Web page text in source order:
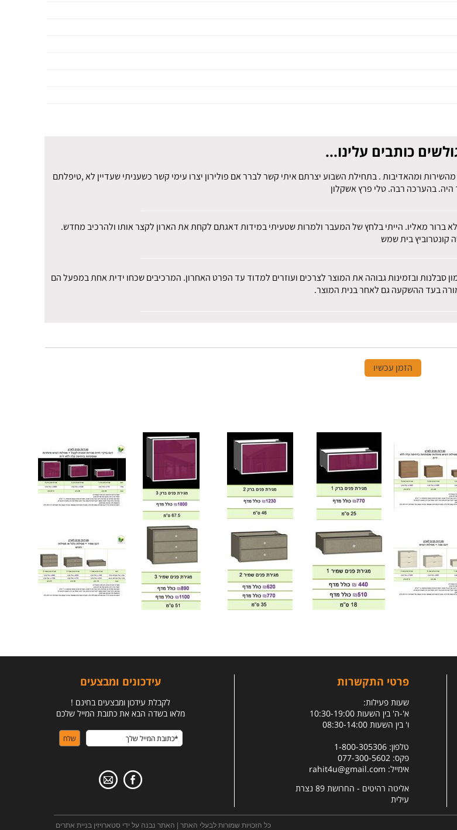
כותבים עלינו...
ומהאדיבות . בתחילת השבוע יצרתם איתי קשר לברר אם פולירון יצרו עימי קשר כשעניתי שעדיין לא ,טיפלתם
היה. בהערכה רבה. טלי פרץ אשקלון
לא ברור מאליו. הייתי בלחץ של המעבר ולמרות שטעיתי במידות דאגתם לקחת את הארון לקצר אותו ולהרכיב מחדש.
קונטרוביץ בית שמש
סבלנות ובזמינות גבוהה את המוצר לצרכים ועוזרים למדוד עד הפרט האחרון. המרכיבים שכחו ידית אחת במפעל הם
בעד ההשקעה גם לאחר בנית המוצר.
הזמן עכשיו
פרטי התקשרות
שעות פעילות:
א'-ה' בין השעות 10:30-19:00
ו' בין השעות 08:30-14:00
טלפון: 1-800-305306
פקס: 077-300-5602
אימייל: rahit4u@gmail.com
אליטה רהיטים - החרושת 89 נצרת
עילית
עידכונים ומבצעים
לקבלת עידכון ומבצעים בחינם !
מלאו בשדה הבא את כתובת המייל שלכם
כל הזכויות שמורות לבעלי האתר | האתר נבנה על ידי סטארויזין בניית אתרים